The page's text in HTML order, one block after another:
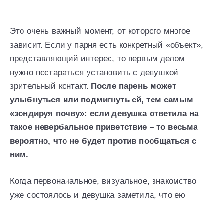
Это очень важный момент, от которого многое
зависит. Если у парня есть конкретный «объект»,
представляющий интерес, то первым делом
нужно постараться установить с девушкой
зрительный контакт. После парень может
улыбнуться или подмигнуть ей, тем самым
«зондируя почву»: если девушка ответила на
такое невербальное приветствие – то весьма
вероятно, что не будет против пообщаться с
ним.
Когда первоначальное, визуальное, знакомство
уже состоялось и девушка заметила, что ею